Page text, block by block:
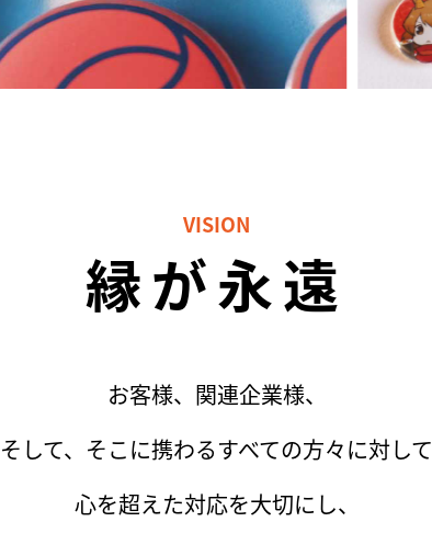
VISION
縁が永遠
お客様、関連企業様、
そして、そこに携わるすべての方々に対して
心を超えた対応を大切にし、